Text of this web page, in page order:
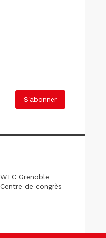
S'abonner
WTC Grenoble
Centre de congrès